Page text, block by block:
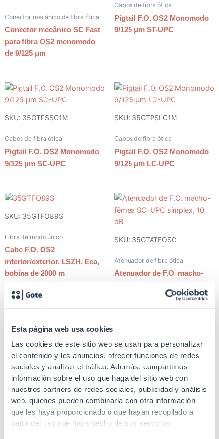
Esta página web usa cookies
Las cookies de este sitio web se usan para personalizar
el contenido y los anuncios, ofrecer funciones de redes
sociales y analizar el tráfico. Además, compartimos
información sobre el uso que haga del sitio web con
nuestros partners de redes sociales, publicidad y análisis
web, quienes pueden combinarla con otra información
que les haya proporcionado o que hayan recopilado a
partir del uso que haya hecho de sus servicios.
Conector mecânico de fibra ótica
Conector mecânico SC Fast
para fibra OS2 monomodo
de 9/125 μm
Cabos de fibra ótica
Pigtail F.O. OS2 Monomodo
9/125 μm ST-UPC
SKU: 35GTPSSC1M
Cabos de fibra ótica
Pigtail F.O. OS2 Monomodo
9/125 μm SC-UPC
SKU: 35GTPSLC1M
Cabos de fibra ótica
Pigtail F.O. OS2 Monomodo
9/125 μm LC-UPC
SKU: 35GTFO89S
Fibra de modo único
Cabo F.O. OS2
interior/exterior, LSZH, Eca,
bobina de 2000 m
SKU: 35GTATFOSC
Atenuador de fibra ótica
Atenuador de F.O. macho-
SKU: 35GTFO89E
Fibra de modo único
armadura metálica exterior,
PE, Fca, bobina de 2000 m
SKU: 35GTASSCD
Adaptador de fibra ótica
fêmea OS2 Monomodo 9/125